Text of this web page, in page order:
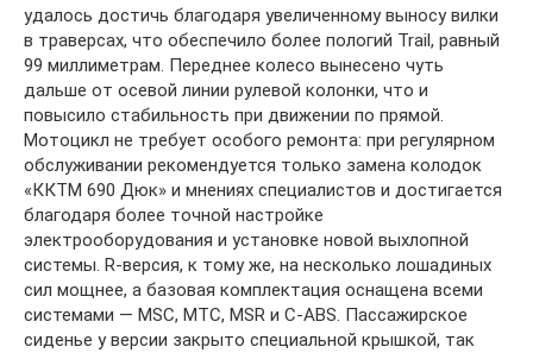
удалось достичь благодаря увеличенному выносу вилки
в траверсах, что обеспечило более пологий Trail, равный
99 миллиметрам. Переднее колесо вынесено чуть
дальше от осевой линии рулевой колонки, что и
повысило стабильность при движении по прямой.
Мотоцикл не требует особого ремонта: при регулярном
обслуживании рекомендуется только замена колодок
«ККТМ 690 Дюк» и мнениях специалистов и достигается
благодаря более точной настройке
электрооборудования и установке новой выхлопной
системы. R-версия, к тому же, на несколько лошадиных
сил мощнее, а базовая комплектация оснащена всеми
системами — MSC, MTC, MSR и C-ABS. Пассажирское
сиденье у версии закрыто специальной крышкой, так